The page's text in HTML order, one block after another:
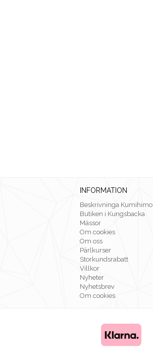
INFORMATION
Beskrivninga Kumihimo
Butiken i Kungsbacka
Mässor
Om cookies
Om oss
Pärlkurser
Storkundsrabatt
Villkor
Nyheter
Nyhetsbrev
Om cookies